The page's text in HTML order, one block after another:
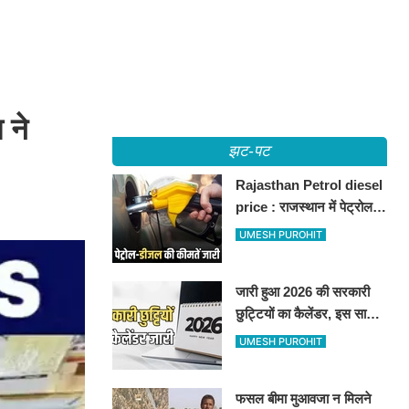
ने
झट-पट
Rajasthan Petrol diesel
price : राजस्थान में पेट्रोल-
डीजल की कीमतें जारी, जानिए
UMESH PUROHIT
जारी हुआ 2026 की सरकारी
छुट्टियों का कैलेंडर, इस साल
कई बार मिलेगा लगातार
UMESH PUROHIT
फसल बीमा मुआवजा न मिलने